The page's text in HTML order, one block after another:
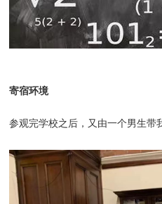
寄宿环境
参观完学校之后，又由一个男生带